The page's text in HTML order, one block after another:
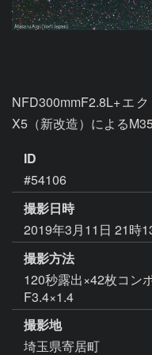
NFD300mmF2.8L+エ
X5（新改造）による
ID
#54106
撮影日時
2019年3月11日 21時
撮影方法
120秒露出×42枚コン
F3.4×1.4
撮影地
埼玉県寄居町